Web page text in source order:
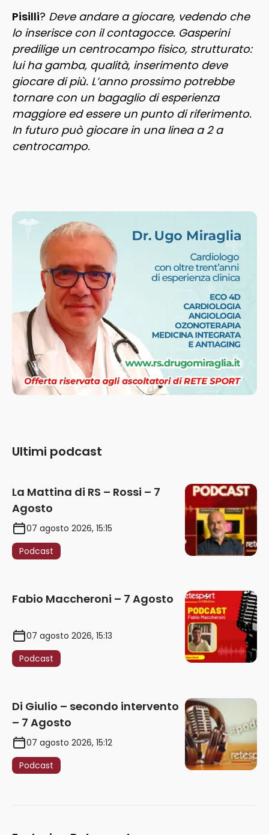
Pisilli? Deve andare a giocare, vedendo che
lo inserisce con il contagocce. Gasperini
predilige un centrocampo fisico, strutturato:
lui ha gamba, qualità, inserimento deve
giocare di più. L’anno prossimo potrebbe
tornare con un bagaglio di esperienza
maggiore ed essere un punto di riferimento.
In futuro può giocare in una linea a 2 a
centrocampo.
Ultimi podcast
La Mattina di RS – Rossi – 7
Agosto
07 agosto 2026, 15:15
Podcast
Fabio Maccheroni – 7 Agosto
07 agosto 2026, 15:13
Podcast
Di Giulio – secondo intervento
– 7 Agosto
07 agosto 2026, 15:12
Podcast